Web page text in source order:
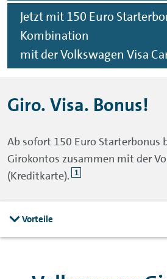
Jetzt mit 150 Euro
Kombination
mit der Volkswagen Visa
Giro. Visa. Bonus!
Ab sofort 150 Euro Starterbonus
Girokontos zusammen mit der
(Kreditkarte). 1
Vorteile